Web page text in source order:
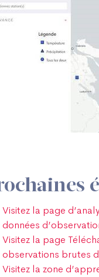
Visitez la page
données
Visitez la page
observations brutes
Visitez la zone